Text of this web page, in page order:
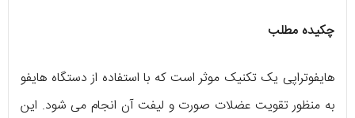
چکیده مطلب
هایفوتراپی یک تکنیک موثر است که با استفاده از دستگاه هایفو
به منظور تقویت عضلات صورت و لیفت آن انجام می شود. این